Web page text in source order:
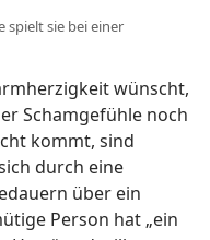
spielt sie bei einer
wünscht,
Schamgefühle noch
kommt, sind
durch eine
über ein
Person hat „ein